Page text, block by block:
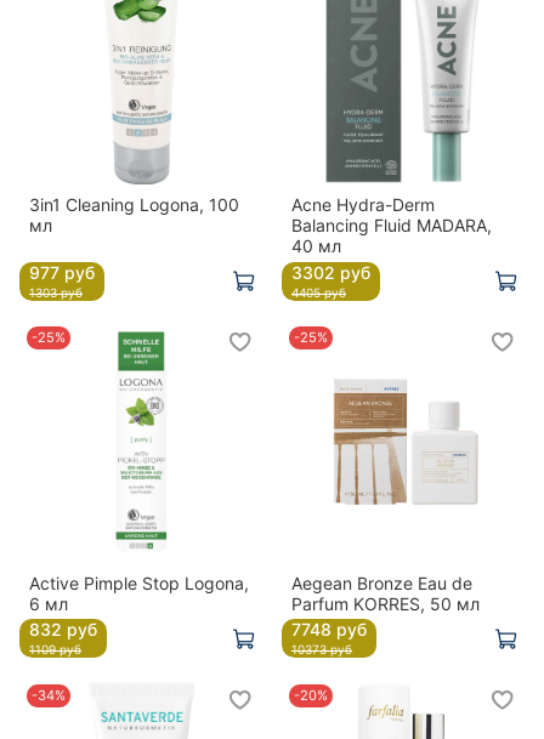
3in1 Cleaning Logona, 100
мл
977 руб
1303 руб
Acne Hydra-Derm
Balancing Fluid MADARA,
40 мл
3302 руб
4405 руб
-25%
Active Pimple Stop Logona,
6 мл
832 руб
1109 руб
-25%
Aegean Bronze Eau de
Parfum KORRES, 50 мл
7748 руб
10373 руб
-34% -20%